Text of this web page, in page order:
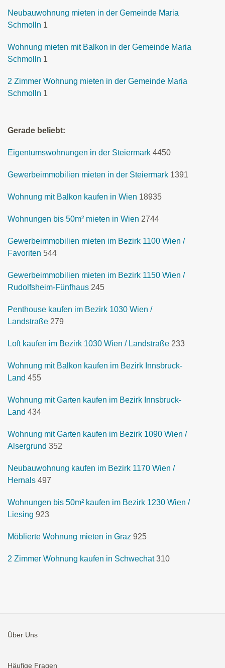
Neubauwohnung mieten in der Gemeinde Maria
Schmolln 1
Wohnung mieten mit Balkon in der Gemeinde Maria
Schmolln 1
2 Zimmer Wohnung mieten in der Gemeinde Maria
Schmolln 1
Gerade beliebt:
Eigentumswohnungen in der Steiermark 4450
Gewerbeimmobilien mieten in der Steiermark 1391
Wohnung mit Balkon kaufen in Wien 18935
Wohnungen bis 50m² mieten in Wien 2744
Gewerbeimmobilien mieten im Bezirk 1100 Wien /
Favoriten 544
Gewerbeimmobilien mieten im Bezirk 1150 Wien /
Rudolfsheim-Fünfhaus 245
Penthouse kaufen im Bezirk 1030 Wien /
Landstraße 279
Loft kaufen im Bezirk 1030 Wien / Landstraße 233
Wohnung mit Balkon kaufen im Bezirk Innsbruck-
Land 455
Wohnung mit Garten kaufen im Bezirk Innsbruck-
Land 434
Wohnung mit Garten kaufen im Bezirk 1090 Wien /
Alsergrund 352
Neubauwohnung kaufen im Bezirk 1170 Wien /
Hernals 497
Wohnungen bis 50m² kaufen im Bezirk 1230 Wien /
Liesing 923
Möblierte Wohnung mieten in Graz 925
2 Zimmer Wohnung kaufen in Schwechat 310
Über Uns
Häufige Fragen